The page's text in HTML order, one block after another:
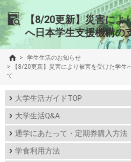
【8/20更新】災害に
へ日本学生支援機構の
>
学生生活のお知らせ
>
【8/20更新】災害により被害を受けた学
て
大学生活ガイドTOP
大学生活Q&A
通学にあたって・定期券購入方法
学食利用方法